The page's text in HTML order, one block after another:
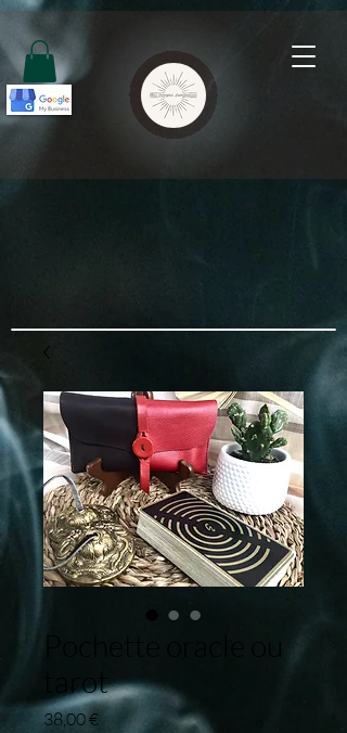
Pochette oracle ou
tarot
38,00 €Prix